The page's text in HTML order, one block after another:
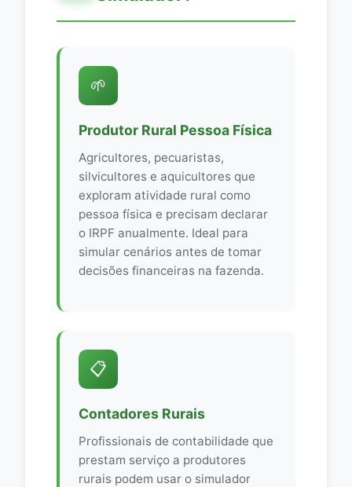
🌱
Produtor Rural Pessoa Física
Agricultores, pecuaristas,
silvicultores e aquicultores que
exploram atividade rural como
pessoa física e precisam declarar
o IRPF anualmente. Ideal para
simular cenários antes de tomar
decisões financeiras na fazenda.
📋
Contadores Rurais
Profissionais de contabilidade que
prestam serviço a produtores
rurais podem usar o simulador